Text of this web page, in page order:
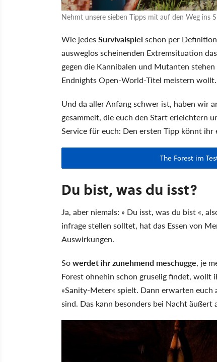
Nehmt unsere sieben Tipps mit auf den Weg ins
Wie jedesSurvivalspiel schon per
ausweglos scheinenden Extremsituation
gegen die Kannibalen und Mutanten
Endnights Open-World-Titel meistern wollt.
Und da aller Anfang schwer ist, haben wir
gesammelt, die euch den Start erleichtern
Service für euch: Den ersten Tipp könnt ihr
The Forest im
Du bist, was du isst?
Ja, aber niemals: » Du isst, was du bist «,
infrage stellen solltet, hat das Essen von
Auswirkungen.
Sowerdet ihr zunehmend meschugge, je
Forest ohnehin schon gruselig findet,
»Sanity-Meter« spielt. Dann erwarten
sind. Das kann besonders bei Nacht äußert